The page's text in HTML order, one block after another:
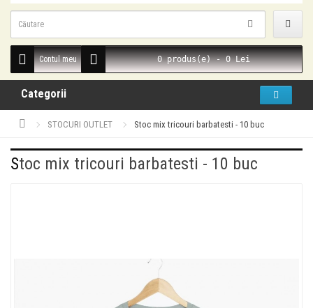
Contul meu 0 produs(e) - 0 Lei
Categorii
STOCURI OUTLET Stoc mix tricouri barbatesti - 10 buc
Stoc mix tricouri barbatesti - 10 buc